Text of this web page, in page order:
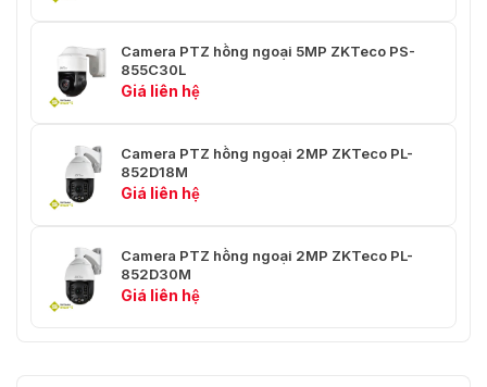
Tốc độ nghiêng
Cài đặt trước
Tốc độ cài đặt
trước
Lựa chọn 7 cấp độ
thời trang xe
hơi
Hỗ trợ chuyển động nhàn rỗi, Tự
độ quay thay đổi theo tỷ lệ thu
Camera PTZ hồng ngoại 5MP ZKTeco PS-
855C30L
Giá liên hệ
Camera PTZ hồng ngoại 2MP ZKTeco PL-
852D18M
Giá liên hệ
Camera PTZ hồng ngoại 2MP ZKTeco PL-
852D30M
Giá liên hệ